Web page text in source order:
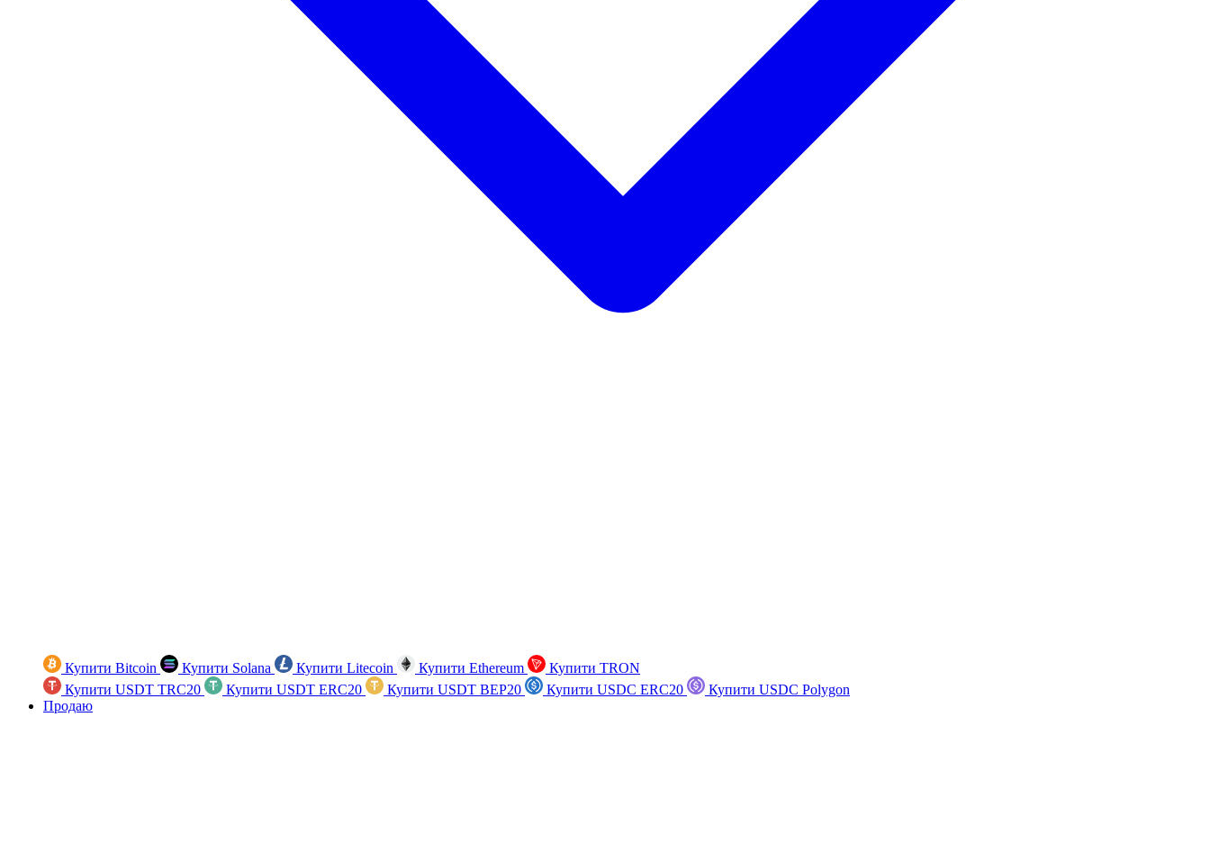
Купити Bitcoin Купити Solana Купити Litecoin Купити Ethereum
Купити TRON
Купити USDT TRC20
Купити USDT ERC20 Купити USDT BEP20 Купити USDC ERC20
Купити USDC Polygon
Продаю